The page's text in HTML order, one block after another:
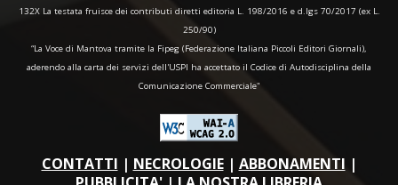
132X La testata fruisce dei contributi diretti editoria L. 198/2016 e d.lgs 70/2017 (ex L.
250/90)
“La Voce di Mantova tramite la Fipeg (Federazione Italiana Piccoli Editori Giornali),
aderendo alla carta dei servizi dell'USPI ha accettato il Codice di Autodisciplina della
Comunicazione Commerciale"
CONTATTI | NECROLOGIE| ABBONAMENTI |